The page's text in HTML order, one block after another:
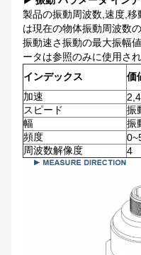
製品の振動周波数,速度,
は現在の物体振動周波数
振動速さ振動の最大振幅
ータは参照のみに使用さ
インデックス
価
加速
スピード
振
幅
振
頻度
周波数解像度
4